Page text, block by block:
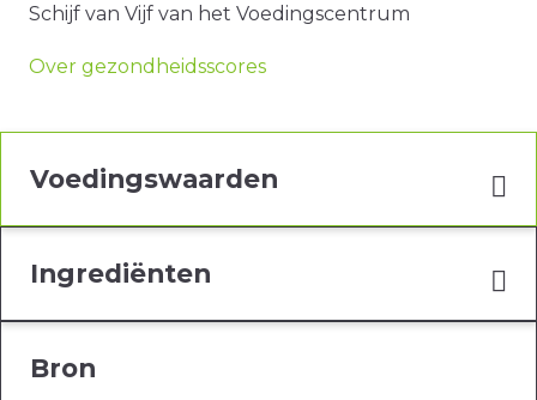
Schijf van Vijf van het Voedingscentrum
Over gezondheidsscores
Voedingswaarden
Ingrediënten
Bron